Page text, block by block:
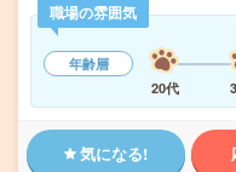
職場の雰囲気
年齢層
20代
気になる!